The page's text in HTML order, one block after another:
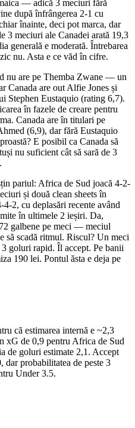
— adică 3 meciuri fără
după înfrângerea 2-1 cu
înainte, deci pot marca, dar
3 meciuri ale Canadei arată 19,3
generală e moderată. Întrebarea
nu. Asta e ce văd în cifre.
nu are pe Themba Zwane — un
Canada are out Alfie Jones și
Stephen Eustaquio (rating 6,7).
în fazele de creare pentru
Canada are în titulari pe
(6,9), dar fără Eustaquio
E posibil ca Canada să
nu suficient cât să sară de 3
pariul: Africa de Sud joacă 4-2-
și două clean sheets în
2, cu deplasări recente având
în ultimele 2 ieșiri. Da,
galbene pe meci — meciul
să scadă ritmul. Riscul? Un meci
3 goluri rapid. Îl accept. Pe banii
190 lei. Pontul ăsta e deja pe
că estimarea internă e ~2,3
xG de 0,9 pentru Africa de Sud
de goluri estimate 2,1. Accept
probabilitatea de peste 3
Under 3.5.